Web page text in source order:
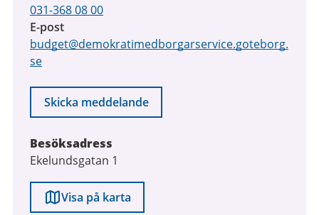
031-368 08 00
E-post
budget@demokratimedborgarservice.goteborg.
se
Skicka meddelande
Besöksadress
Ekelundsgatan 1
Visa på karta